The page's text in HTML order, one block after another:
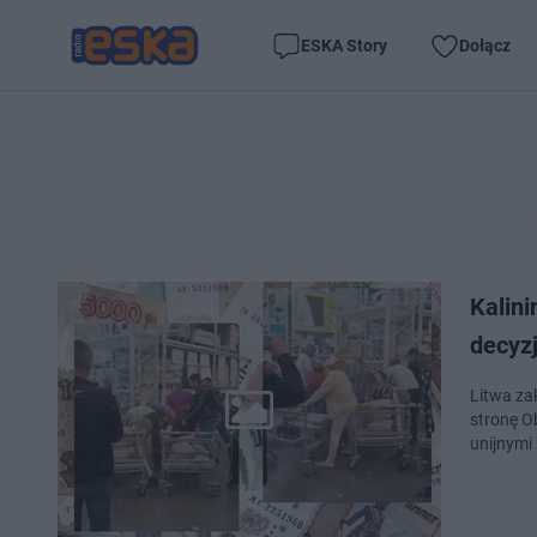
ESKA Story Dołącz
Litwa
stronę
unijnymi